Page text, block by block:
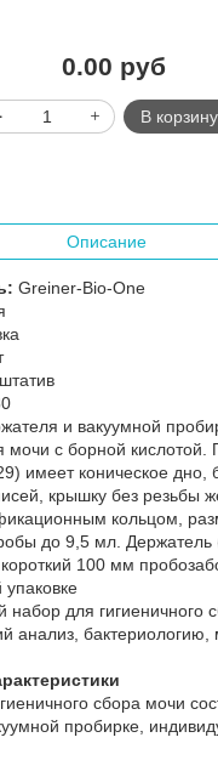
0.00 руб
В корзину
Описание
Greiner-Bio-One
штатив
и вакуумной
мочи с борной кислотой.
имеет коническое дно,
крышку без резьбы
кольцом,
до 9,5 мл. Держатель
100 мм
набор для гигиеничного
анализ, бактериологию,
сбора мочи
пробирке,